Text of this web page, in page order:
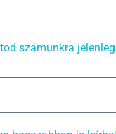
számunkra